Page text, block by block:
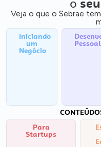
o
Veja o que o Sebrae
Iniciando
um
Negócio
Pessoal
Para
Startups